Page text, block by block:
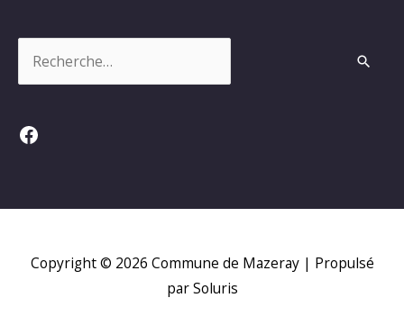
Facebook
Copyright © 2026 Commune de Mazeray| Propulsé
par Soluris